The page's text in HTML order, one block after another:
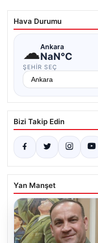
Hava Durumu
☁Ankara
NaN°C
ŞEHIR SEÇ
Bizi Takip Edin
Yan Manşet